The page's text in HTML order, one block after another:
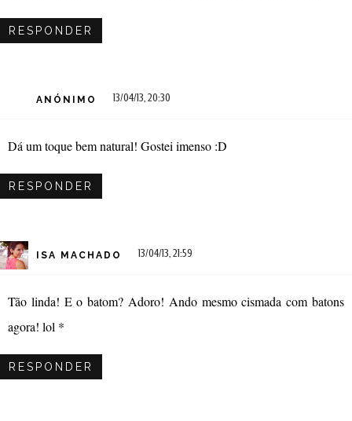
RESPONDER
ANÓNIMO 13/04/13, 20:30
Dá um toque bem natural! Gostei imenso :D
RESPONDER
ISA MACHADO 13/04/13, 21:59
Tão linda! E o batom? Adoro! Ando mesmo cismada com batons
agora! lol *
RESPONDER